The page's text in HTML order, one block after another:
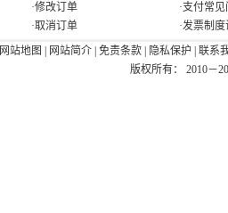
·修改订单
·取消订单
·支付常
·发票制
网站地图
网站简介 免责条款 隐私保护
联系
版权所有： 2010－